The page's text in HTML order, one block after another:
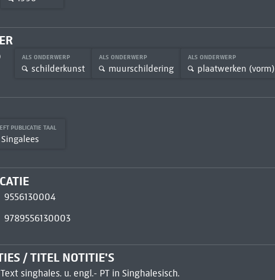
ALS ONDERWERP
schilderkunst
ALS ONDERWERP
muurschildering
ALS ONDERWERP
plaatwerken (vorm)
PUBLICATIE TAAL
Singalees
9556130004
9789556130003
/ TITEL NOTITIE'S
Text singhales. u. engl.- PT in Singhalesisch.